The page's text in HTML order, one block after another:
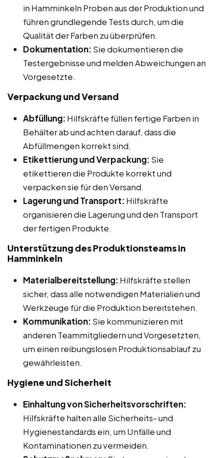
in Hamminkeln Proben aus der Produktion und
führen grundlegende Tests durch, um die
Qualität der Farben zu überprüfen.
Dokumentation: Sie dokumentieren die
Testergebnisse und melden Abweichungen an
Vorgesetzte.
Verpackung und Versand
Abfüllung: Hilfskräfte füllen fertige Farben in
Behälter ab und achten darauf, dass die
Abfüllmengen korrekt sind.
Etikettierung und Verpackung: Sie
etikettieren die Produkte korrekt und
verpacken sie für den Versand.
Lagerung und Transport: Hilfskräfte
organisieren die Lagerung und den Transport
der fertigen Produkte.
Unterstützung des Produktionsteams in
Hamminkeln
Materialbereitstellung: Hilfskräfte stellen
sicher, dass alle notwendigen Materialien und
Werkzeuge für die Produktion bereitstehen.
Kommunikation: Sie kommunizieren mit
anderen Teammitgliedern und Vorgesetzten,
um einen reibungslosen Produktionsablauf zu
gewährleisten.
Hygiene und Sicherheit
Einhaltung von Sicherheitsvorschriften:
Hilfskräfte halten alle Sicherheits- und
Hygienestandards ein, um Unfälle und
Kontaminationen zu vermeiden.